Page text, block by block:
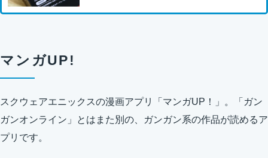
マンガUP!
スクウェアエニックスの漫画アプリ「マンガUP！」。「ガン
ガンオンライン」とはまた別の、ガンガン系の作品が読めるア
プリです。